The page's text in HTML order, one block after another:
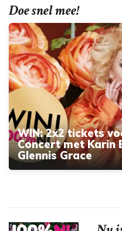
Doe snel mee!
WIN: 2x2 tickets
Concert met Karin
Glennis Grace